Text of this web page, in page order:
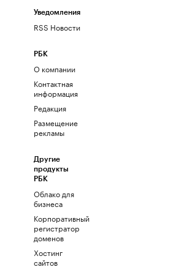
Уведомления
RSS Новости
РБК
О компании
Контактная
информация
Редакция
Размещение
рекламы
Другие
продукты
РБК
Облако для
бизнеса
Корпоративный
регистратор
доменов
Хостинг
сайтов